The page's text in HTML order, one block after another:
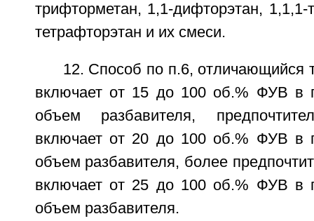
трифторметан, 1,1-дифторэтан, 1,1,1-
тетрафторэтан и их смеси.
12. Способ по п.6, отличающийся
включает от 15 до 100 об.% ФУВ в
объем разбавителя,
включает от 20 до 100 об.% ФУВ в
объем разбавителя, более
включает от 25 до 100 об.% ФУВ в
объем разбавителя.